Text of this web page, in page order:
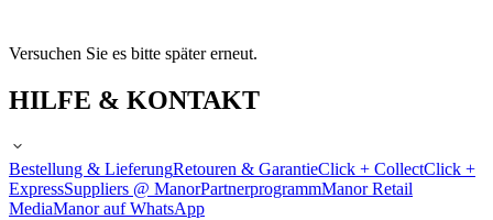
Versuchen Sie es bitte später erneut.
HILFE & KONTAKT
Bestellung & LieferungRetouren & GarantieClick + CollectClick +
ExpressSuppliers @ ManorPartnerprogrammManor Retail
MediaManor auf WhatsApp